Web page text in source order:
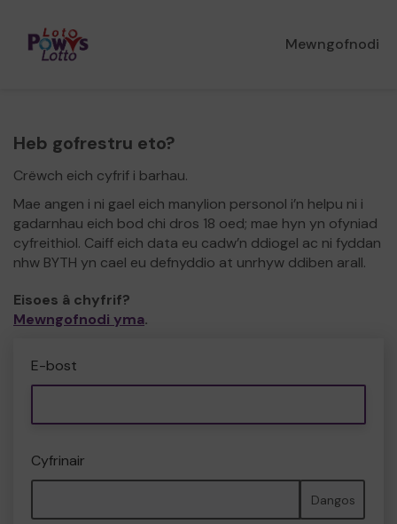
Mewngofnodi
Heb gofrestru eto?
Crëwch eich cyfrif i barhau.
Mae angen i ni gael eich manylion personol i’n helpu ni i
gadarnhau eich bod chi dros 18 oed; mae hyn yn ofyniad
cyfreithiol. Caiff eich data eu cadw’n ddiogel ac ni fyddan
nhw BYTH yn cael eu defnyddio at unrhyw ddiben arall.
Eisoes â chyfrif?
Mewngofnodi yma.
E-bost
Cyfrinair
Dangos